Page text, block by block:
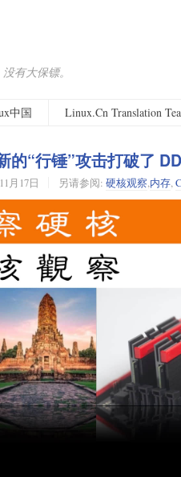
有大保镖。
中国 Linux.Cn Translation
的“行锤”攻击打破了
月17日 另请参阅: 硬核观察,内存,